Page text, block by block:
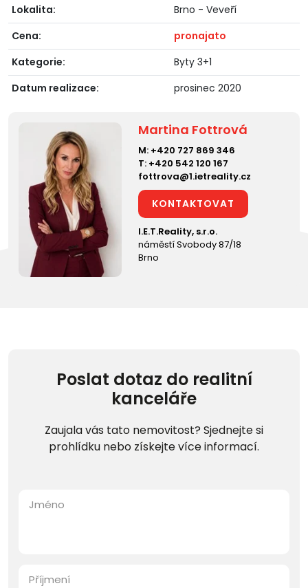
Lokalita:
Brno - Veveří
Cena:
pronajato
Kategorie:
Byty 3+1
Datum realizace:
prosinec 2020
Martina Fottrová
M: +420 727 869 346
T: +420 542 120 167
fottrova@1.ietreality.cz
KONTAKTOVAT
I.E.T.Reality, s.r.o.
náměstí Svobody 87/18
Brno
Poslat dotaz do realitní
kanceláře
Zaujala vás tato nemovitost? Sjednejte si
prohlídku nebo získejte více informací.
Jméno
Příjmení